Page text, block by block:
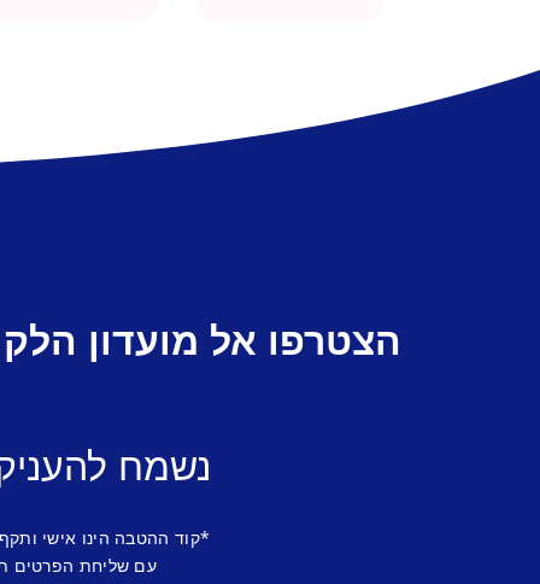
הצטרפו אל מועדון
נשמח
*קוד ההטבה הינו אישי
עם שליחת הפרטים